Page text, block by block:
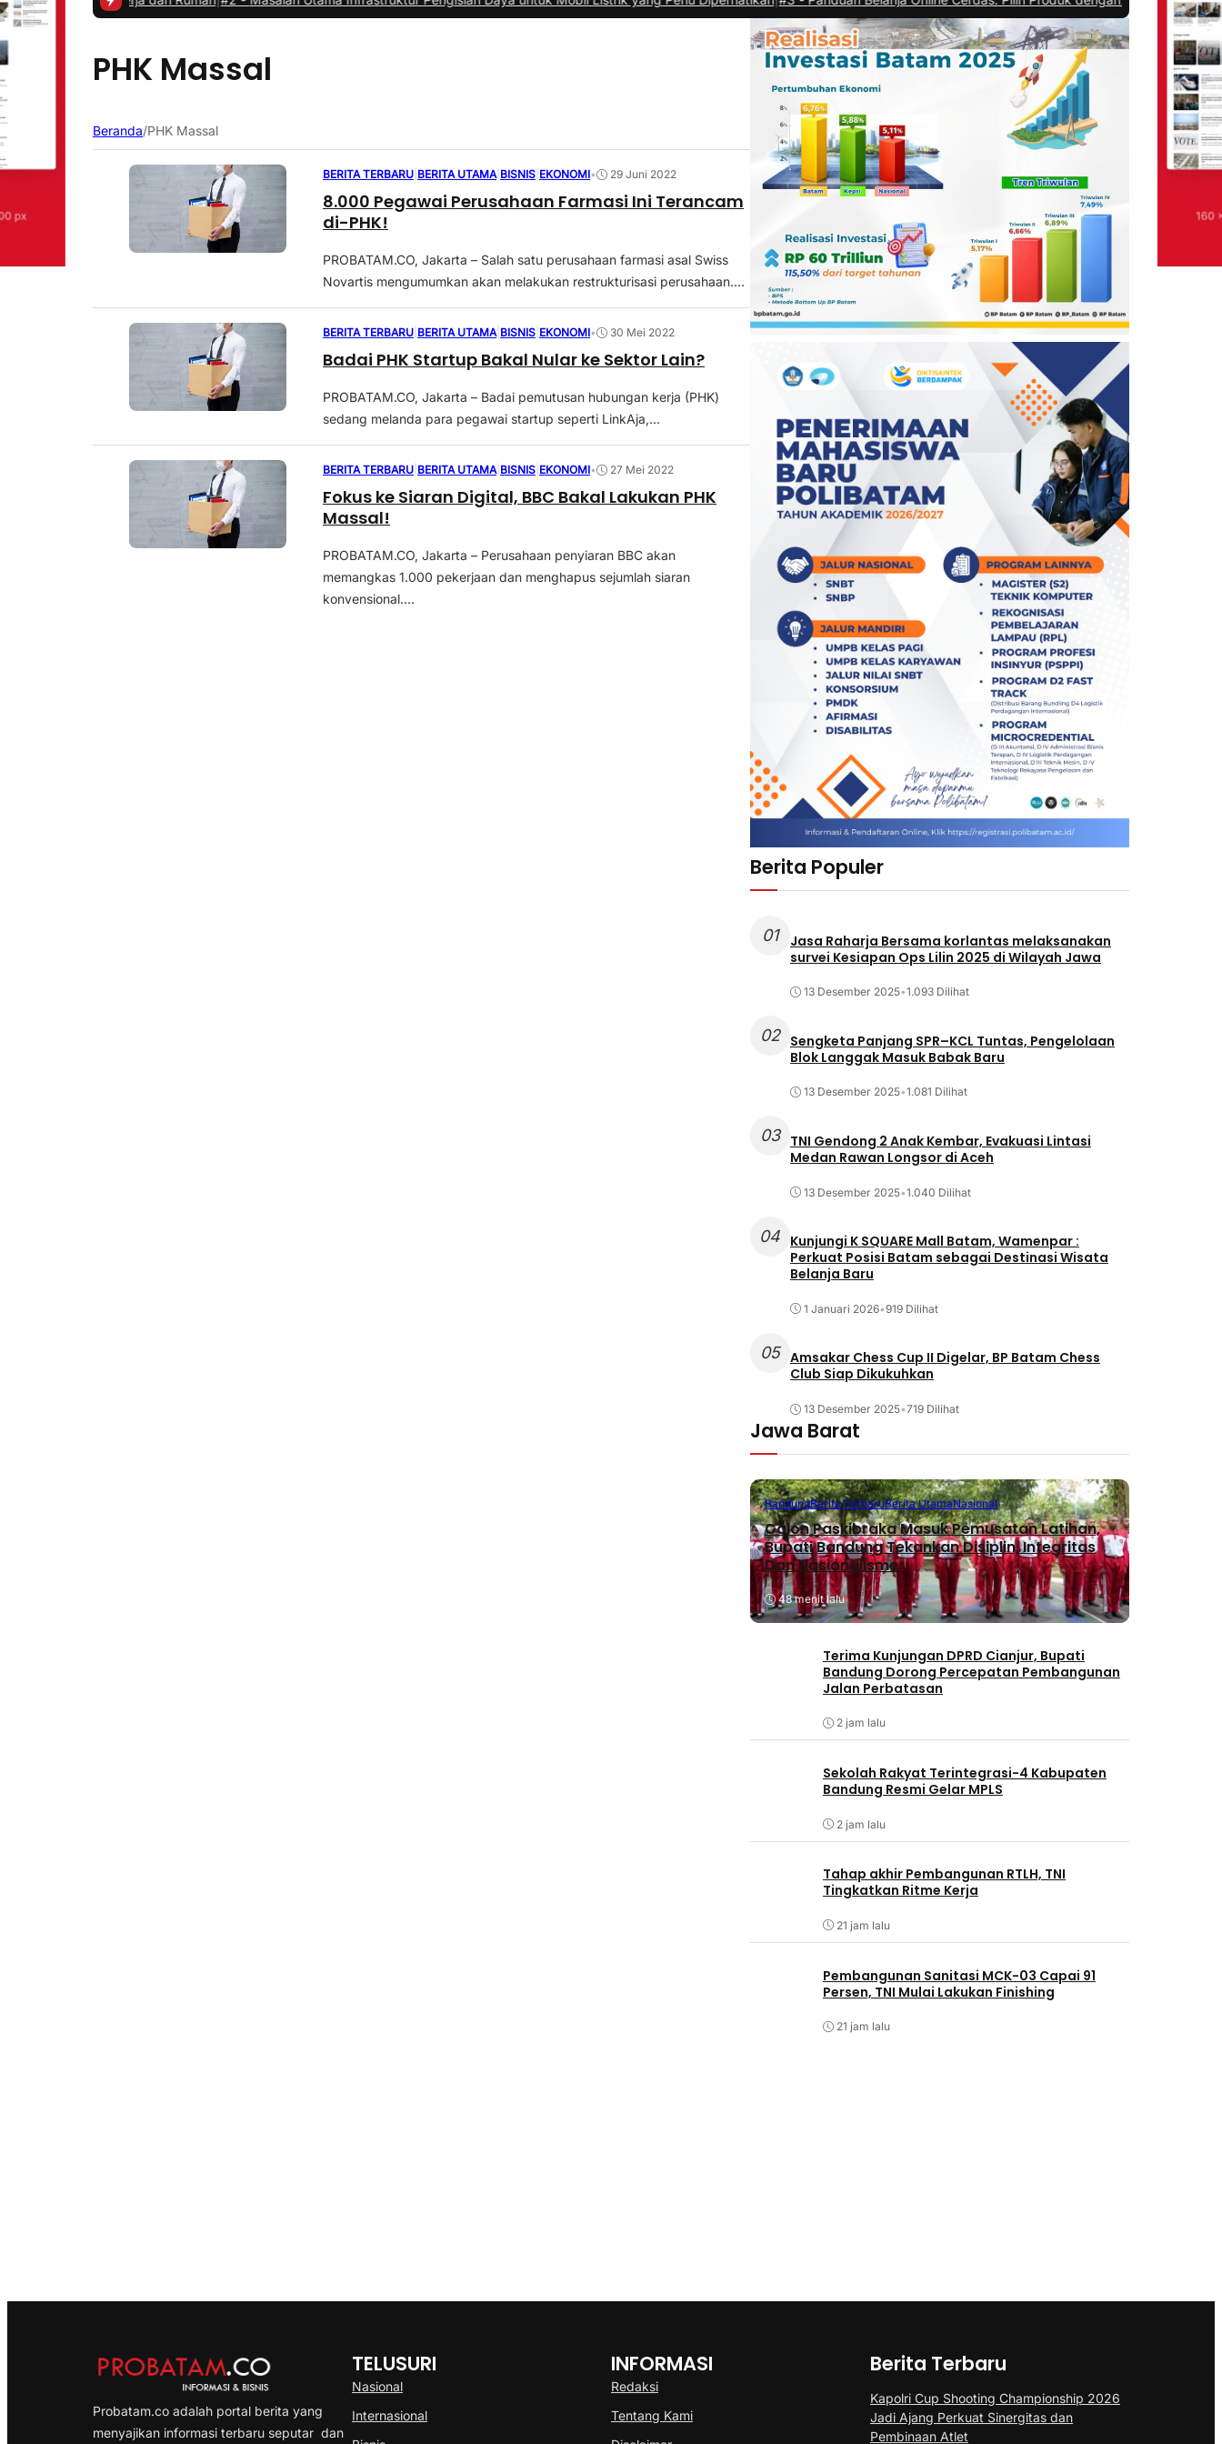
PHK Massal
Beranda/PHK Massal
BERITA TERBARU BERITA UTAMA BISNIS EKONOMI• 29 Juni 2022
8.000 Pegawai Perusahaan Farmasi Ini Terancam
di-PHK!
PROBATAM.CO, Jakarta – Salah satu perusahaan farmasi asal Swiss
Novartis mengumumkan akan melakukan restrukturisasi perusahaan....
BERITA TERBARU BERITA UTAMA BISNIS EKONOMI• 30 Mei 2022
Badai PHK Startup Bakal Nular ke Sektor Lain?
PROBATAM.CO, Jakarta – Badai pemutusan hubungan kerja (PHK)
sedang melanda para pegawai startup seperti LinkAja,...
BERITA TERBARU BERITA UTAMA BISNIS EKONOMI• 27 Mei 2022
Fokus ke Siaran Digital, BBC Bakal Lakukan PHK
Massal!
PROBATAM.CO, Jakarta – Perusahaan penyiaran BBC akan
memangkas 1.000 pekerjaan dan menghapus sejumlah siaran
konvensional....
Berita Populer
01
Jasa Raharja Bersama korlantas melaksanakan
survei Kesiapan Ops Lilin 2025 di Wilayah Jawa
13 Desember 2025•1.093 Dilihat
02
Sengketa Panjang SPR–KCL Tuntas, Pengelolaan
Blok Langgak Masuk Babak Baru
13 Desember 2025•1.081 Dilihat
03
TNI Gendong 2 Anak Kembar, Evakuasi Lintasi
Medan Rawan Longsor di Aceh
13 Desember 2025•1.040 Dilihat
04 Kunjungi K SQUARE Mall Batam, Wamenpar :
Perkuat Posisi Batam sebagai Destinasi Wisata
Belanja Baru
1 Januari 2026•919 Dilihat
05 Amsakar Chess Cup II Digelar, BP Batam Chess
Club Siap Dikukuhkan
13 Desember 2025•719 Dilihat
Jawa Barat
BandungBerita TerbaruBerita UtamaNasional
Calon Paskibraka Masuk Pemusatan Latihan,
Bupati Bandung Tekankan Disiplin, Integritas
Dan Nasionalisme
48 menit lalu
Terima Kunjungan DPRD Cianjur, Bupati
Bandung Dorong Percepatan Pembangunan
Jalan Perbatasan
2 jam lalu
Sekolah Rakyat Terintegrasi-4 Kabupaten
Bandung Resmi Gelar MPLS
2 jam lalu
Tahap akhir Pembangunan RTLH, TNI
Tingkatkan Ritme Kerja
21 jam lalu
Pembangunan Sanitasi MCK-03 Capai 91
Persen, TNI Mulai Lakukan Finishing
21 jam lalu
Probatam.co adalah portal berita yang
menyajikan informasi terbaru seputar dan
TELUSURI
Nasional
Internasional
INFORMASI
Redaksi
Tentang Kami
Berita Terbaru
Kapolri Cup Shooting Championship 2026
Jadi Ajang Perkuat Sinergitas dan
Pembinaan Atlet